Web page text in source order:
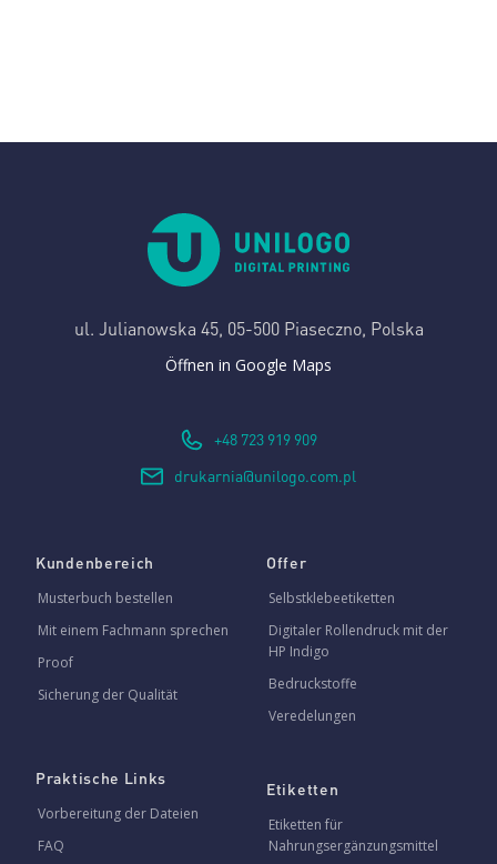
ul. Julianowska 45, 05-500 Piaseczno, Polska
Öffnen in Google Maps
+48 723 919 909
drukarnia@unilogo.com.pl
Kundenbereich
Musterbuch bestellen
Mit einem Fachmann sprechen
Proof
Sicherung der Qualität
Praktische Links
Vorbereitung der Dateien
FAQ
Offer
Selbstklebeetiketten
Digitaler Rollendruck mit der
HP Indigo
Bedruckstoffe
Veredelungen
Etiketten
Etiketten für
Nahrungsergänzungsmittel